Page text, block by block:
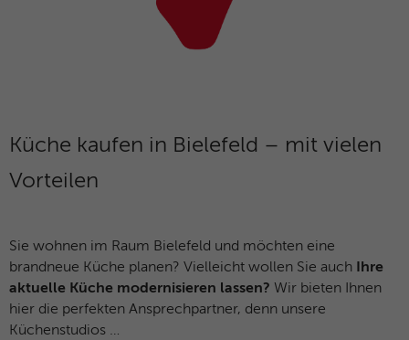
Küche kaufen in Bielefeld – mit vielen
Vorteilen
Sie wohnen im Raum Bielefeld und möchten eine
brandneue Küche planen? Vielleicht wollen Sie auch Ihre
aktuelle Küche modernisieren lassen? Wir bieten Ihnen
hier die perfekten Ansprechpartner, denn unsere
Küchenstudios …
Microsoft-Domains hinweg verwendet.